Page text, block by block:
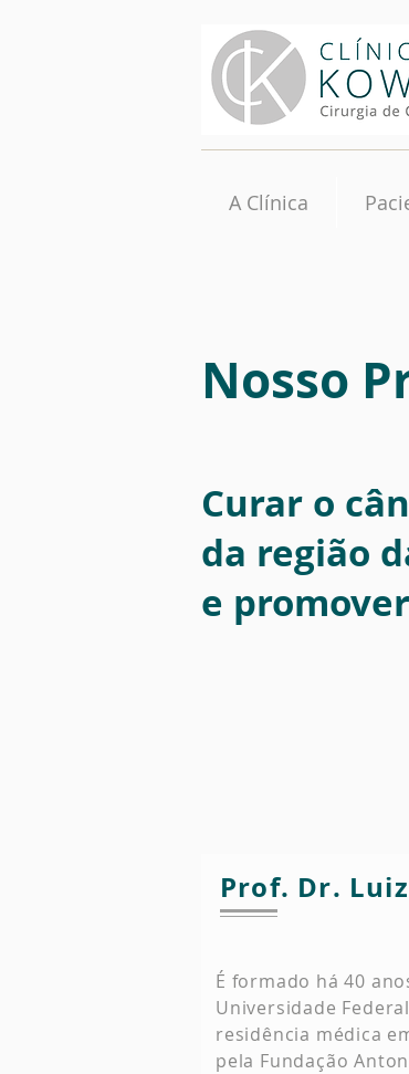
A Clínica
Nosso
Curar o
da região
e
Prof. Dr.
É formado há 40
Universidade
residência médica
pela Fundação